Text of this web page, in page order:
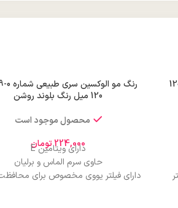
دودی شماره 1-10 حجم 120
120 میل رنگ بلوند روشن
محصول موجود است
224,000تومان
دارای ویتامین E
حاوی سرم الماس و برلیان
دارای فیلتر یووی مخصوص برای